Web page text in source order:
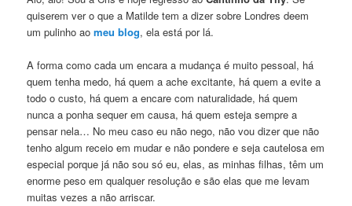
quiserem ver o que a Matilde tem a dizer sobre Londres deem
um pulinho aomeu blog, ela está por lá.
A forma como cada um encara a mudança é muito pessoal, há
quem tenha medo, há quem a ache excitante, há quem a evite a
todo o custo, há quem a encare com naturalidade, há quem
nunca a ponha sequer em causa, há quem esteja sempre a
pensar nela… No meu caso eu não nego, não vou dizer que não
tenho algum receio em mudar e não pondere e seja cautelosa em
especial porque já não sou só eu, elas, as minhas filhas, têm um
enorme peso em qualquer resolução e são elas que me levam
muitas vezes a não arriscar.